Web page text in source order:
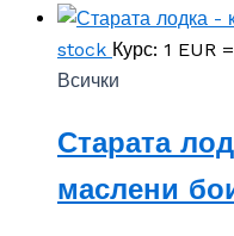
stock Курс: 1 EUR
Всички
Старата
маслени